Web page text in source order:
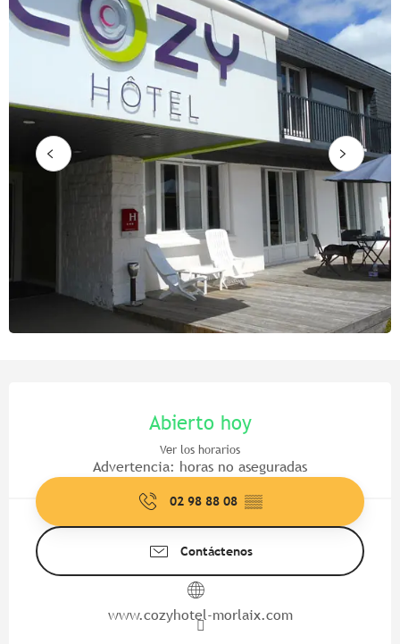
Abierto hoy
Ver los horarios
Advertencia: horas no aseguradas
02 98 88 08 ▒▒
Contáctenos
www.cozyhotel-morlaix.com